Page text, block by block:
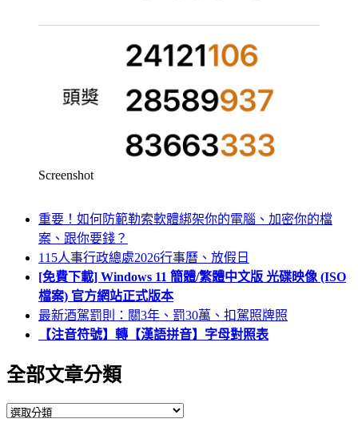
Screenshot
重要！如何防範勒索軟體綁架你的電腦、加密你的檔
案、跟你要錢？
115人事行政總處2026行事曆、放假日
[免費下載] Windows 11 簡體/繁體中文版 光碟映像 (ISO
檔案) 官方網站正式版本
最新酒駕罰則：關3年、罰30萬、扣駕照牌照
【注音符號】轉【漢語拼音】字母對照表
全部文章分類
全